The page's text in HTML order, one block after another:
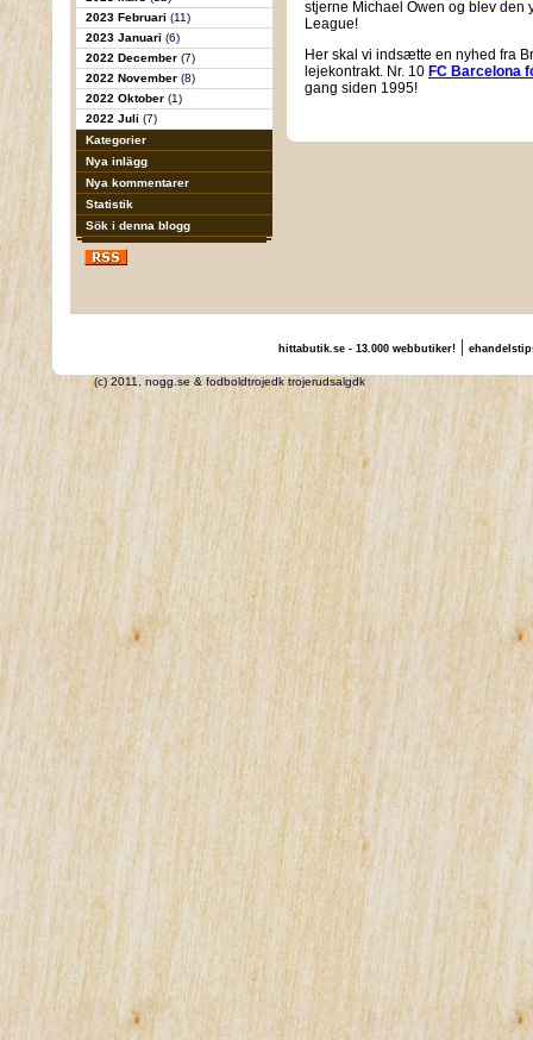
2023 Februari (11)
2023 Januari (6)
2022 December (7)
2022 November (8)
2022 Oktober (1)
2022 Juli (7)
Kategorier
Nya inlägg
Nya kommentarer
Statistik
Sök i denna blogg
stjerne Michael Owen og blev den
League!
Her skal vi indsætte en nyhed fra
lejekontrakt. Nr. 10 FC Barcelona
gang siden 1995!
hittabutik.se - 13.000 webbutiker!|
(c) 2011, nogg.se & fodboldtrojedk trojerudsalgdk